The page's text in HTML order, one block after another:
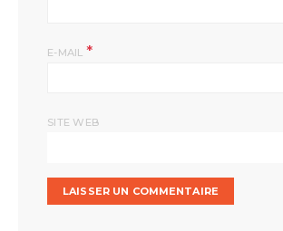
E-MAIL *
SITE WEB